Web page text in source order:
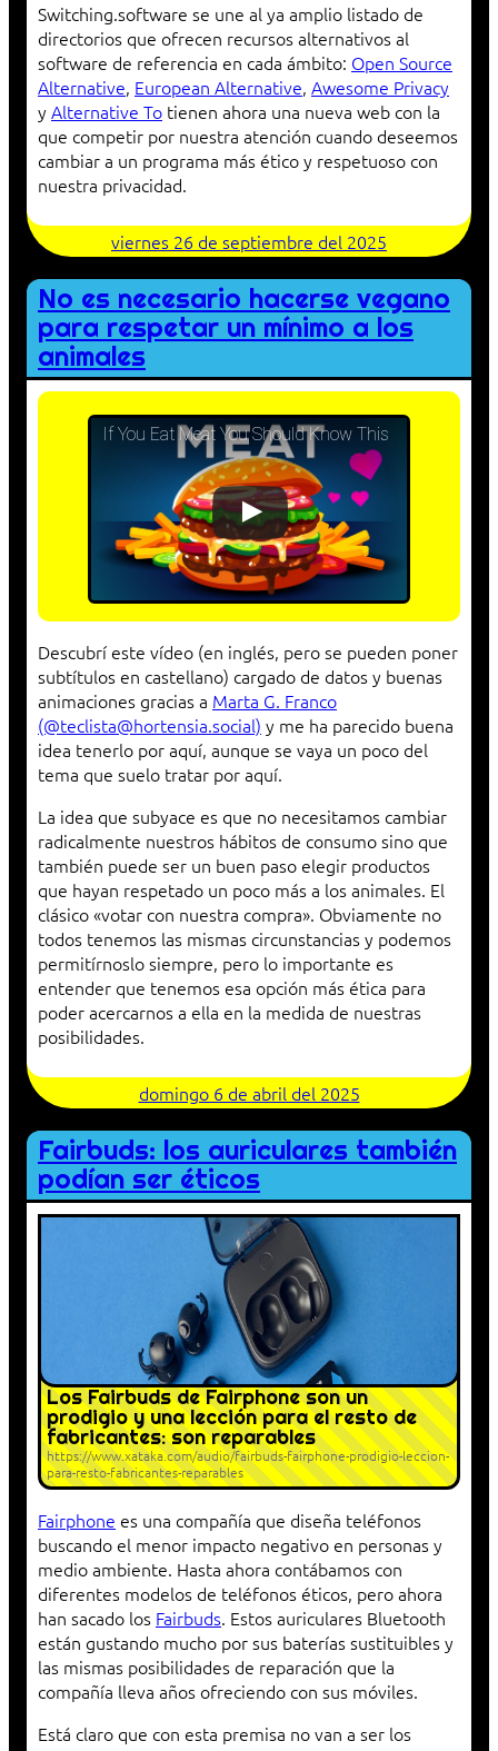
Switching.software se une al ya amplio listado de
directorios que ofrecen recursos alternativos al
software de referencia en cada ámbito: Open Source
Alternative, European Alternative, Awesome Privacy
y Alternative To tienen ahora una nueva web con la
que competir por nuestra atención cuando deseemos
cambiar a un programa más ético y respetuoso con
nuestra privacidad.
viernes 26 de septiembre del 2025
No es necesario hacerse vegano
para respetar un mínimo a los
animales
If You Eat Meat You Should Know This
Descubrí este vídeo (en inglés, pero se pueden poner
subtítulos en castellano) cargado de datos y buenas
animaciones gracias a Marta G. Franco
(@teclista@hortensia.social) y me ha parecido buena
idea tenerlo por aquí, aunque se vaya un poco del
tema que suelo tratar por aquí.
La idea que subyace es que no necesitamos cambiar
radicalmente nuestros hábitos de consumo sino que
también puede ser un buen paso elegir productos
que hayan respetado un poco más a los animales. El
clásico «votar con nuestra compra». Obviamente no
todos tenemos las mismas circunstancias y podemos
permitírnoslo siempre, pero lo importante es
entender que tenemos esa opción más ética para
poder acercarnos a ella en la medida de nuestras
posibilidades.
domingo 6 de abril del 2025
Fairbuds: los auriculares también
podían ser éticos
Los Fairbuds de Fairphone son un
prodigio y una lección para el resto de
fabricantes: son reparables
https://www.xataka.com/audio/fairbuds-fairphone-prodigio-leccion-
para-resto-fabricantes-reparables
Fairphone es una compañía que diseña teléfonos
buscando el menor impacto negativo en personas y
medio ambiente. Hasta ahora contábamos con
diferentes modelos de teléfonos éticos, pero ahora
han sacado los Fairbuds. Estos auriculares Bluetooth
están gustando mucho por sus baterías sustituibles y
las mismas posibilidades de reparación que la
compañía lleva años ofreciendo con sus móviles.
Está claro que con esta premisa no van a ser los